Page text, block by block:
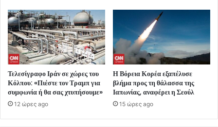
Τελεσίγραφο Ιράν σε χώρες του
Κόλπου: «Πιέστε τον Τραμπ για
συμφωνία ή θα σας χτυπήσουμε»
12 ώρες ago
Η Βόρεια Κορέα εξαπέλυσε
βλήμα προς τη θάλασσα της
Ιαπωνίας, αναφέρει η Σεούλ
15 ώρες ago